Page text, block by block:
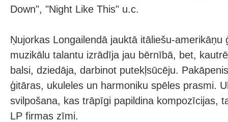
Down", "Night Like This" u.c.
Ņujorkas Longailendā jauktā itāliešu-amerikāņu
muzikālu talantu izrādīja jau bērnībā, bet,
balsi, dziedāja, darbinot putekļsūcēju.
ģitāras, ukuleles un harmoniku spēles prasmi.
svilpošana, kas trāpīgi papildina kompozīcijas,
LP firmas zīmi.